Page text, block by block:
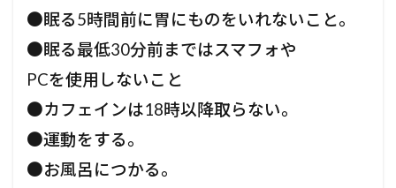
●眠る5時間前に胃にものをいれないこと。
●眠る最低30分前まではスマフォや
PCを使用しないこと
●カフェインは18時以降取らない。
●運動をする。
●お風呂につかる。